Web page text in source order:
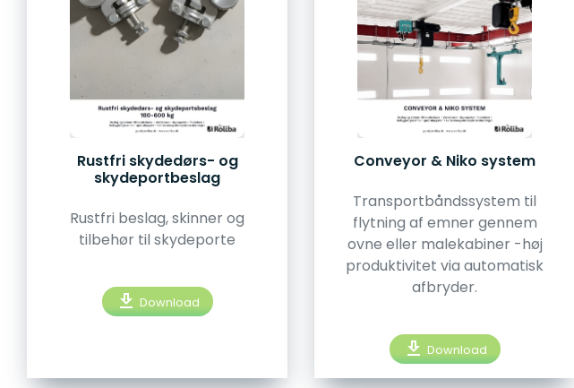
Rustfri skydedørs- og
skydeportbeslag
Rustfri beslag, skinner og
tilbehør til skydeporte
download Download
Conveyor & Niko system
Transportbåndssystem til
flytning af emner gennem
ovne eller malekabiner -høj
produktivitet via automatisk
afbryder.
download Download